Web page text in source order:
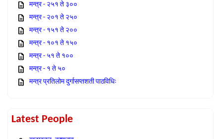
मन्त्र - २५१ ते ३००
मन्त्र - २०१ ते २५०
मन्त्र - १५१ ते २००
मन्त्र - १०१ ते १५०
मन्त्र - ५१ ते १००
मन्त्र - १ ते ५०
मन्त्र प्रतिलोम दुर्गासप्तशती पाठविधिः
Latest People